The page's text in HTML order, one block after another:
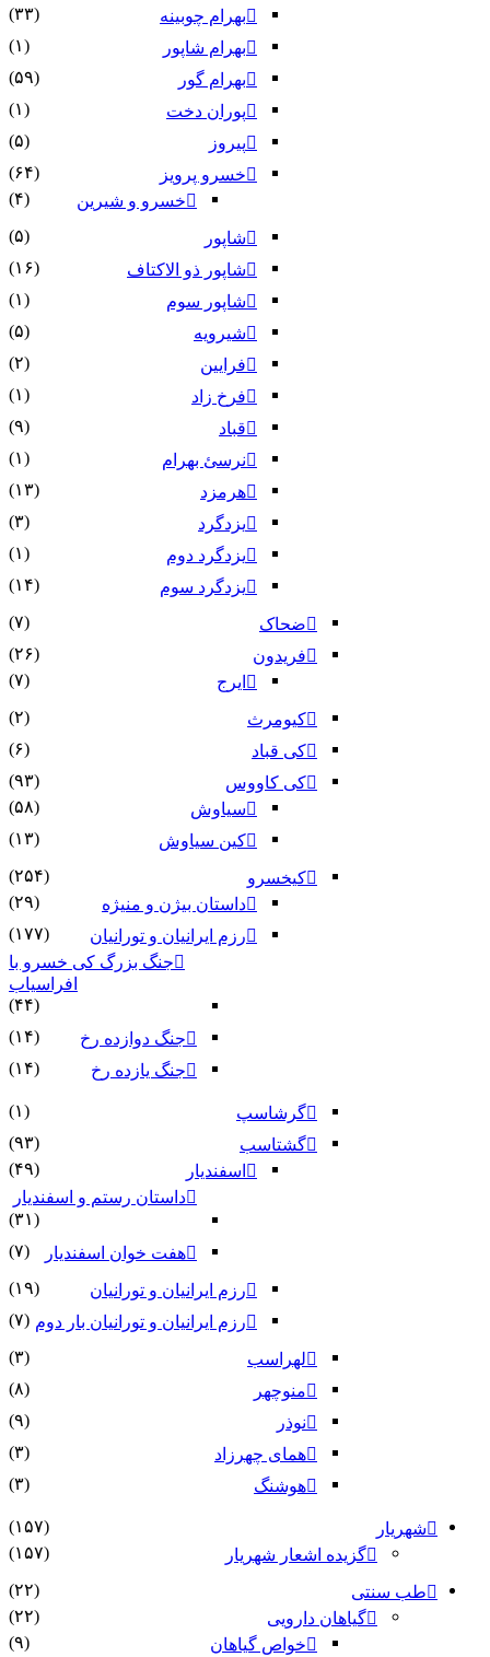
بهرام چوبینه
(۳۳)
بهرام شاپور
(۱)
بهرام گور
(۵۹)
پوران دخت
(۱)
پیروز
(۵)
خسرو پرویز
(۶۴)
خسرو و شیرین
(۴)
شاپور
(۵)
شاپور ذو الاکتاف
(۱۶)
شاپور سوم‏
(۱)
شیرویه
(۵)
فرایین
(۲)
فرخ زاد
(۱)
قباد
(۹)
نرسئ بهرام‏
(۱)
هرمزد
(۱۳)
یزدگرد
(۳)
یزدگرد دوم
(۱)
یزدگرد سوم
(۱۴)
ضحاک
(۷)
فریدون
(۲۶)
ایرج
(۷)
کیومرث
(۲)
کی قباد
(۶)
کی کاووس
(۹۳)
سیاوش
(۵۸)
کین سیاوش
(۱۳)
کیخسرو
(۲۵۴)
داستان بیژن و منیژه
(۲۹)
رزم ایرانیان و تورانیان
(۱۷۷)
جنگ بزرگ کی خسرو با
افراسیاب
(۴۴)
جنگ دوازده رخ
(۱۴)
جنگ یازده رخ
(۱۴)
گرشاسپ
(۱)
گشتاسب
(۹۳)
اسفندیار
(۴۹)
داستان رستم و اسفندیار
(۳۱)
هفت خوان اسفندیار
(۷)
رزم ایرانیان و تورانیان
(۱۹)
رزم ایرانیان و تورانیان بار دوم (۷)
لهراسب
(۳)
منوچهر
(۸)
نوذر
(۹)
هماى چهرزاد
(۳)
هوشنگ
(۳)
شهریار
(۱۵۷)
گزیده اشعار شهریار
(۱۵۷)
طب سنتی
(۲۲)
گیاهان دارویی
(۲۲)
خواص گیاهان
(۹)